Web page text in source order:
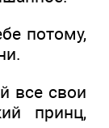
потому,
все свои
принц,